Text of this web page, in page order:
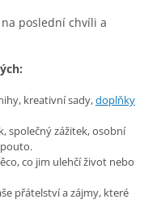
poslední chvíli a
kreativní sady,doplňky
společný zážitek, osobní
co jim ulehčí život nebo
přátelství a zájmy, které